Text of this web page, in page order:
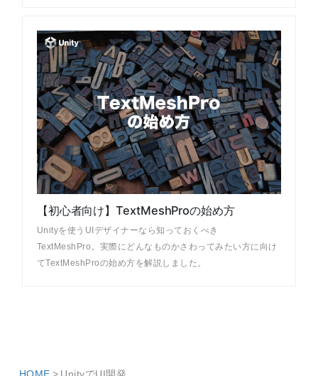
【初心者向け】TextMeshProの始め方
Unityを使うUIデザイナーなら知っておくべき
TextMeshPro。実際にどんなものかさわってみたい方に向け
てTextMeshProの始め方を解説しました。